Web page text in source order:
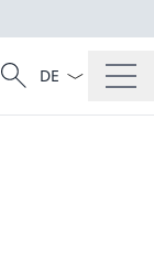
Suche
Suche
Sprach